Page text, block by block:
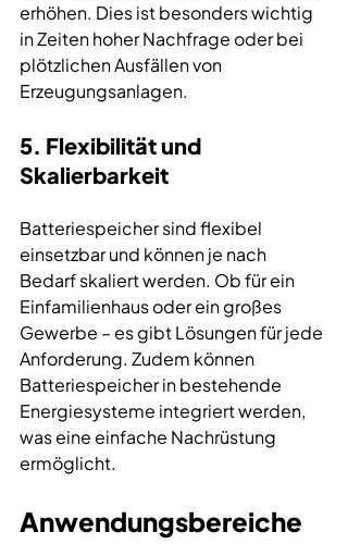
erhöhen. Dies ist besonders wichtig
in Zeiten hoher Nachfrage oder bei
plötzlichen Ausfällen von
Erzeugungsanlagen.
5. Flexibilität und
Skalierbarkeit
Batteriespeicher sind flexibel
einsetzbar und können je nach
Bedarf skaliert werden. Ob für ein
Einfamilienhaus oder ein großes
Gewerbe – es gibt Lösungen für jede
Anforderung. Zudem können
Batteriespeicher in bestehende
Energiesysteme integriert werden,
was eine einfache Nachrüstung
ermöglicht.
Anwendungsbereiche